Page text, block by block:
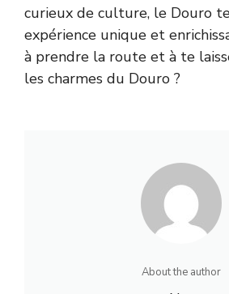
curieux de culture, le Douro
expérience unique et
à prendre la route et à te
les charmes du Douro ?
About the author